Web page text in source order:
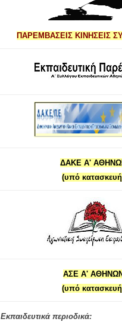
ΠΑΡΕΜΒΑΣΕΙΣ ΚΙΝΗΣΕΙΣ
ΔΑΚΕ Α'
(υπό
ΑΣΕ Α' ΑΘΗΝΩΝ
(υπό
Εκπαιδευτικά περιοδικά: